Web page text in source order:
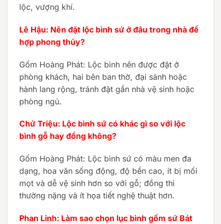
lộc, vượng khí.
Lê Hậu: Nên đặt lộc bình sứ ở đâu trong nhà để
hợp phong thủy?
Gốm Hoàng Phát: Lộc bình nên được đặt ở
phòng khách, hai bên ban thờ, đại sảnh hoặc
hành lang rộng, tránh đặt gần nhà vệ sinh hoặc
phòng ngủ.
Chử Triệu: Lộc bình sứ có khác gì so với lộc
bình gỗ hay đồng không?
Gốm Hoàng Phát: Lộc bình sứ có màu men đa
dạng, hoa văn sống động, độ bền cao, ít bị mối
mọt và dễ vệ sinh hơn so với gỗ; đồng thì
thường nặng và ít họa tiết nghệ thuật hơn.
Phan Linh: Làm sao chọn lục bình gốm sứ Bát